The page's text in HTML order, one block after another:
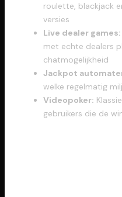
roulette, blackjack
versies
Live dealer games:
met echte dealers
chatmogelijkheid
Jackpot
welke regelmatig
Videopoker:
gebruikers die de